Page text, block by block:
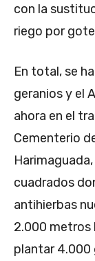
con la
riego por
En total, se
geranios y el
ahora en el
Cementerio
cuadrados
antihierbas
2.000 metros
plantar 4.000